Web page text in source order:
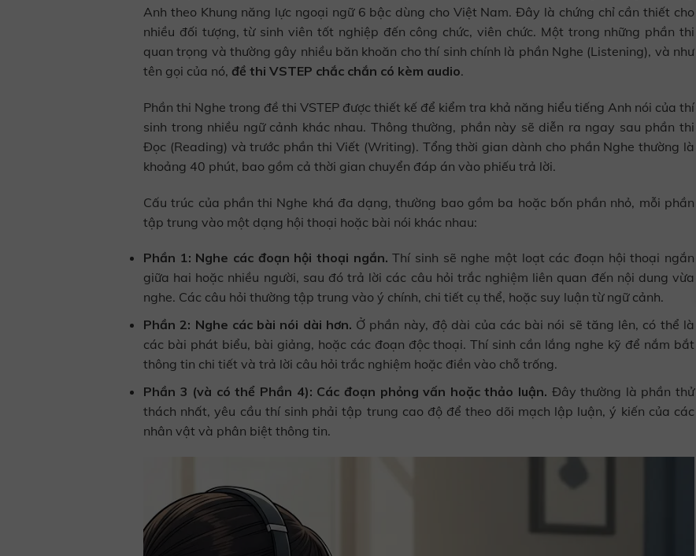
Anh theo Khung năng lực ngoại ngữ 6 bậc dùng cho Việt Nam. Đây là chứng chỉ cần thiết cho
nhiều đối tượng, từ sinh viên tốt nghiệp đến công chức, viên chức. Một trong những phần thi
quan trọng và thường gây nhiều băn khoăn cho thí sinh chính là phần Nghe (Listening), và như
tên gọi của nó, đề thi VSTEP chắc chắn có kèm audio.
Phần thi Nghe trong đề thi VSTEP được thiết kế để kiểm tra khả năng hiểu tiếng Anh nói của thí
sinh trong nhiều ngữ cảnh khác nhau. Thông thường, phần này sẽ diễn ra ngay sau phần thi
Đọc (Reading) và trước phần thi Viết (Writing). Tổng thời gian dành cho phần Nghe thường là
khoảng 40 phút, bao gồm cả thời gian chuyển đáp án vào phiếu trả lời.
Cấu trúc của phần thi Nghe khá đa dạng, thường bao gồm ba hoặc bốn phần nhỏ, mỗi phần
tập trung vào một dạng hội thoại hoặc bài nói khác nhau:
Phần 1: Nghe các đoạn hội thoại ngắn. Thí sinh sẽ nghe một loạt các đoạn hội thoại ngắn
giữa hai hoặc nhiều người, sau đó trả lời các câu hỏi trắc nghiệm liên quan đến nội dung vừa
nghe. Các câu hỏi thường tập trung vào ý chính, chi tiết cụ thể, hoặc suy luận từ ngữ cảnh.
Phần 2: Nghe các bài nói dài hơn. Ở phần này, độ dài của các bài nói sẽ tăng lên, có thể là
các bài phát biểu, bài giảng, hoặc các đoạn độc thoại. Thí sinh cần lắng nghe kỹ để nắm bắt
thông tin chi tiết và trả lời câu hỏi trắc nghiệm hoặc điền vào chỗ trống.
Phần 3 (và có thể Phần 4): Các đoạn phỏng vấn hoặc thảo luận. Đây thường là phần thử
thách nhất, yêu cầu thí sinh phải tập trung cao độ để theo dõi mạch lập luận, ý kiến của các
nhân vật và phân biệt thông tin.